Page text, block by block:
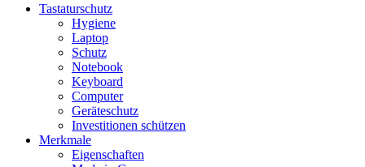
Tastaturschutz
Hygiene
Laptop
Schutz
Notebook
Keyboard
Computer
Geräteschutz
Investitionen schützen
Merkmale
Eigenschaften